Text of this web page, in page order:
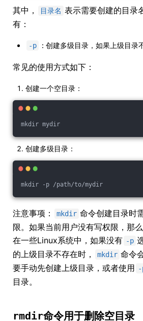
其中， 目录名 表示需要创建的目录
有：
-p : 创建多级目录，如果上级目录
常见的使用方式如下：
创建一个空目录：
mkdir mydir
创建多级目录：
mkdir -p /path/to/mydir
注意事项： mkdir 命令创建目录时
限。如果当前用户没有写权限，那么
在一些Linux系统中，如果没有 -p
的上级目录不存在时，
mkdir 命令
要手动先创建上级目录，或者使用 -
目录。
rmdir命令用于删除空目录